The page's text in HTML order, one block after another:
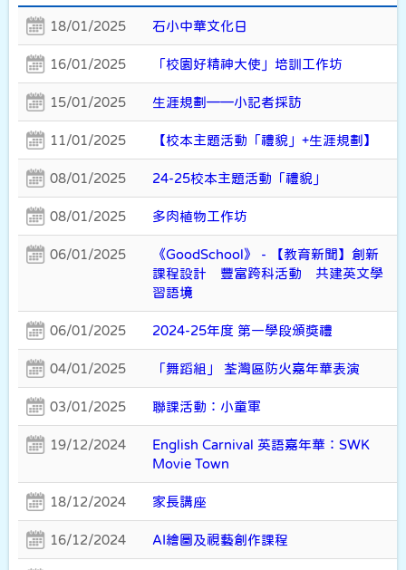
18/01/2025 石小中華文化日
16/01/2025 「校園好精神大使」培訓工作坊
15/01/2025 生涯規劃——小記者採訪
11/01/2025 【校本主題活動「禮貌」+生涯規劃】
08/01/2025 24-25校本主題活動「禮貌」
08/01/2025 多肉植物工作坊
06/01/2025
《GoodSchool》 - 【教育新聞】創新
課程設計 豐富跨科活動 共建英文學
習語境
06/01/2025 2024-25年度 第一學段頒獎禮
04/01/2025 「舞蹈組」 荃灣區防火嘉年華表演
03/01/2025 聯課活動：小童軍
19/12/2024
English Carnival 英語嘉年華：SWK
Movie Town
18/12/2024 家長講座
16/12/2024 AI繪圖及視藝創作課程